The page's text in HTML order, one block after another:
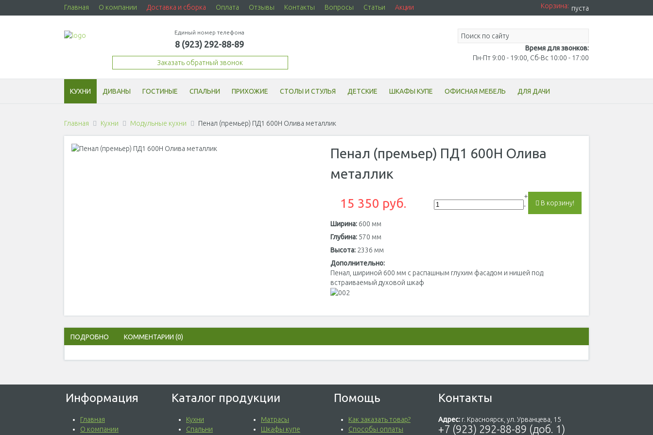
Главная О компании Доставка и сборка Оплата Отзывы Контакты Вопросы Статьи Акции Корзина: пуста
Единый номер телефона
8 (923) 292-88-89
Заказать обратный звонок
Время для звонков:
Пн-Пт 9:00 - 19:00, Сб-Вс 10:00 - 17:00
КУХНИ ДИВАНЫ ГОСТИНЫЕ СПАЛЬНИ ПРИХОЖИЕ СТОЛЫ И СТУЛЬЯ ДЕТСКИЕ ШКАФЫ КУПЕ ОФИСНАЯ МЕБЕЛЬ ДЛЯ ДАЧИ
Главная Кухни Модульные кухни Пенал (премьер) ПД1 600Н Олива металлик
Пенал (премьер) ПД1 600Н Олива
металлик
15 350 руб. В корзину!
+
-
Ширина: 600 мм
Глубина: 570 мм
Высота: 2336 мм
Дополнительно:
Пенал, шириной 600 мм с распашным глухим фасадом и нишей под
встраиваемый духовой шкаф
ПОДРОБНО КОММЕНТАРИИ (0)
Информация Каталог продукции Помощь Контакты
Главная
О компании
Кухни
Спальни
Матрасы
Шкафы купе
Как заказать товар?
Способы оплаты
Адрес: г. Красноярск, ул. Урванцева, 15
+7 (923) 292-88-89 (доб. 1)